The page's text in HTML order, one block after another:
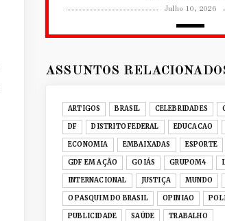
Julho 10, 2026
BRASÍLIA COM
UNCATEGORIZED
Senac-DF leva oficinas
Expochê com
Junho 15, 2026
ACERVO DIGITAL
Acervo histórico de O
edições digitais
Junho 14, 2026
ASSUNTOS
ARTIGOS BRASIL CELEBRIDADES
DF DISTRITO FEDERAL EDUCACAO
ECONOMIA EMBAIXADAS ESPORTE
GDF EM AÇÃO GOIÁS GRUPOM4
INTERNACIONAL JUSTIÇA MUNDO
O PASQUIM DO BRASIL OPINIAO
PUBLICIDADE SAÚDE TRABALHO